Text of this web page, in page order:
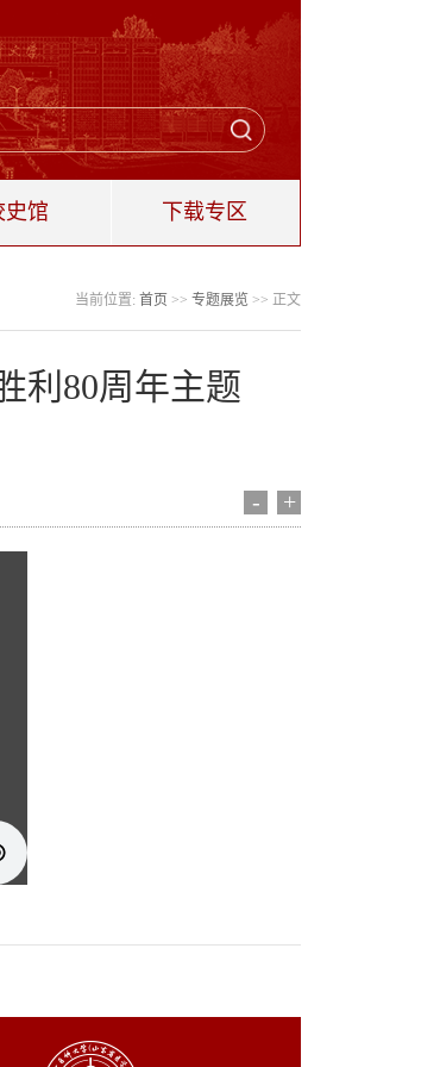
史馆 下载专区
当前位置: 首页 >> 专题展览 >> 正文
利80周年主题
- +